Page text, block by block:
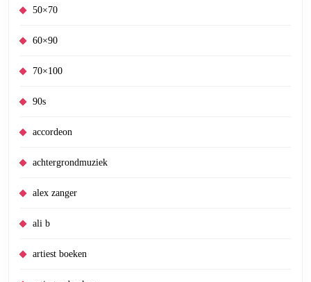
50×70
60×90
70×100
90s
accordeon
achtergrondmuziek
alex zanger
ali b
artiest boeken